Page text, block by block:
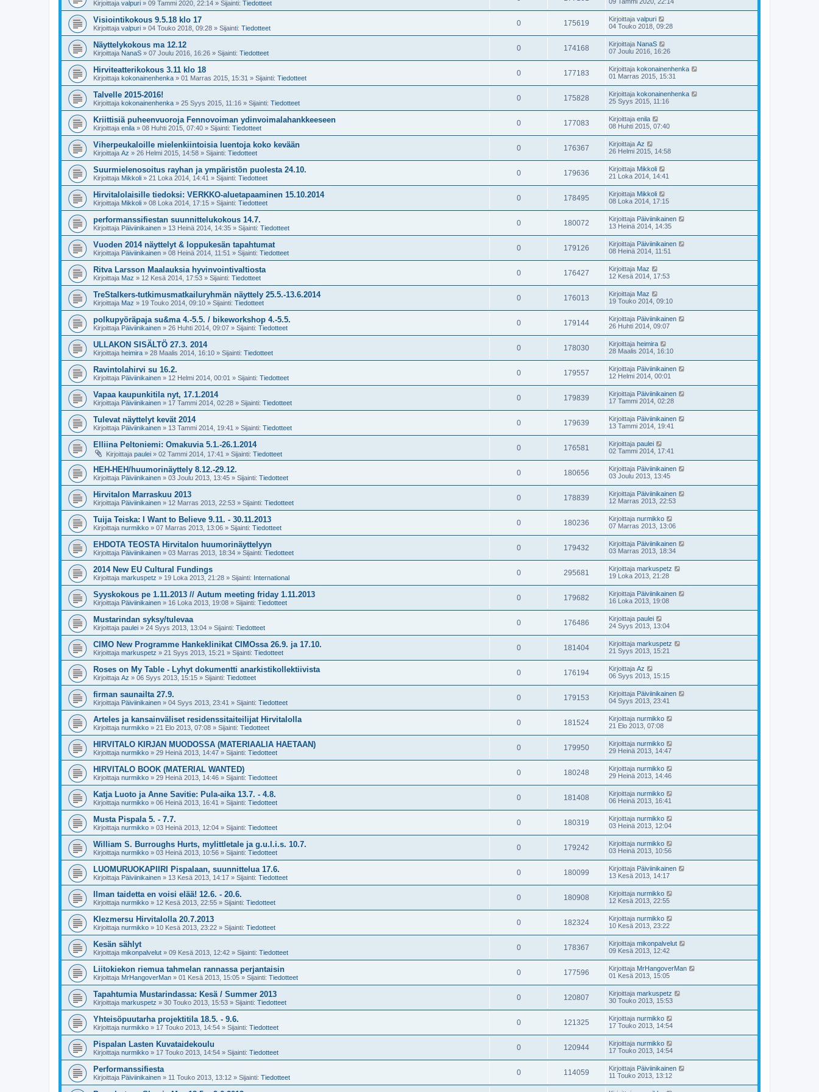
Kirjoittaja valpuri » 09 Tammi 2020, 22:14 » Sijainti: Tiedotteet
Visiointikokous 9.5.18 klo 17
Kirjoittaja valpuri » 04 Touko 2018, 09:28 » Sijainti: Tiedotteet
0 175619 Kirjoittaja valpuri
04 Touko 2018, 09:28
Näyttelykokous ma 12.12
Kirjoittaja NanaS » 07 Joulu 2016, 16:26 » Sijainti: Tiedotteet
0 174168 Kirjoittaja NanaS
07 Joulu 2016, 16:26
Hirviteatterikokous 3.11 klo 18
Kirjoittaja kokonainenhenka » 01 Marras 2015, 15:31 » Sijainti: Tiedotteet
0 177183 Kirjoittaja kokonainenhenka
01 Marras 2015, 15:31
Talvelle 2015-2016!
Kirjoittaja kokonainenhenka » 25 Syys 2015, 11:16 » Sijainti: Tiedotteet
0 175828 Kirjoittaja kokonainenhenka
25 Syys 2015, 11:16
Kriittisiä puheenvuoroja Fennovoiman ydinvoimalahankkeeseen
Kirjoittaja enila » 08 Huhti 2015, 07:40 » Sijainti: Tiedotteet
0 177083 Kirjoittaja enila
08 Huhti 2015, 07:40
Viherpeukaloille mielenkiintoisia luentoja koko kevään
Kirjoittaja Az » 26 Helmi 2015, 14:58 » Sijainti: Tiedotteet
0 176367 Kirjoittaja Az
26 Helmi 2015, 14:58
Suurmielenosoitus rayhan ja ympäristön puolesta 24.10.
Kirjoittaja Mikkoli » 21 Loka 2014, 14:41 » Sijainti: Tiedotteet
0 179636 Kirjoittaja Mikkoli
21 Loka 2014, 14:41
Hirvitalolaisille tiedoksi: VERKKO-aluetapaaminen 15.10.2014
Kirjoittaja Mikkoli » 08 Loka 2014, 17:15 » Sijainti: Tiedotteet
0 178495 Kirjoittaja Mikkoli
08 Loka 2014, 17:15
performanssifiestan suunnittelukokous 14.7.
Kirjoittaja Päiviinikainen » 13 Heinä 2014, 14:35 » Sijainti: Tiedotteet
0 180072 Kirjoittaja Päiviinikainen
13 Heinä 2014, 14:35
Vuoden 2014 näyttelyt & loppukesän tapahtumat
Kirjoittaja Päiviinikainen » 08 Heinä 2014, 11:51 » Sijainti: Tiedotteet
0 179126 Kirjoittaja Päiviinikainen
08 Heinä 2014, 11:51
Ritva Larsson Maalauksia hyvinvointivaltiosta
Kirjoittaja Maz » 12 Kesä 2014, 17:53 » Sijainti: Tiedotteet
0 176427 Kirjoittaja Maz
12 Kesä 2014, 17:53
TreStalkers-tutkimusmatkailuryhmän näyttely 25.5.-13.6.2014
Kirjoittaja Maz » 19 Touko 2014, 09:10 » Sijainti: Tiedotteet
0 176013 Kirjoittaja Maz
19 Touko 2014, 09:10
polkupyöräpaja su&ma 4.-5.5. / bikeworkshop 4.-5.5.
Kirjoittaja Päiviinikainen » 26 Huhti 2014, 09:07 » Sijainti: Tiedotteet
0 179144 Kirjoittaja Päiviinikainen
26 Huhti 2014, 09:07
ULLAKON SISÄLTÖ 27.3. 2014
Kirjoittaja heimira » 28 Maalis 2014, 16:10 » Sijainti: Tiedotteet
0 178030 Kirjoittaja heimira
28 Maalis 2014, 16:10
Ravintolahirvi su 16.2.
Kirjoittaja Päiviinikainen » 12 Helmi 2014, 00:01 » Sijainti: Tiedotteet
0 179557 Kirjoittaja Päiviinikainen
12 Helmi 2014, 00:01
Vapaa kaupunkitila nyt, 17.1.2014
Kirjoittaja Päiviinikainen » 17 Tammi 2014, 02:28 » Sijainti: Tiedotteet
0 179839 Kirjoittaja Päiviinikainen
17 Tammi 2014, 02:28
Tulevat näyttelyt kevät 2014
Kirjoittaja Päiviinikainen » 13 Tammi 2014, 19:41 » Sijainti: Tiedotteet
0 179639 Kirjoittaja Päiviinikainen
13 Tammi 2014, 19:41
Elliina Peltoniemi: Omakuvia 5.1.-26.1.2014
Kirjoittaja paulei » 02 Tammi 2014, 17:41 » Sijainti: Tiedotteet
0 176581 Kirjoittaja paulei
02 Tammi 2014, 17:41
HEH-HEH/huumorinäyttely 8.12.-29.12.
Kirjoittaja Päiviinikainen » 03 Joulu 2013, 13:45 » Sijainti: Tiedotteet
0 180656 Kirjoittaja Päiviinikainen
03 Joulu 2013, 13:45
Hirvitalon Marraskuu 2013
Kirjoittaja Päiviinikainen » 12 Marras 2013, 22:53 » Sijainti: Tiedotteet
0 178839 Kirjoittaja Päiviinikainen
12 Marras 2013, 22:53
Tuija Teiska: I Want to Believe 9.11. - 30.11.2013
Kirjoittaja nurmikko » 07 Marras 2013, 13:06 » Sijainti: Tiedotteet
0 180236 Kirjoittaja nurmikko
07 Marras 2013, 13:06
EHDOTA TEOSTA Hirvitalon huumorinäyttelyyn
Kirjoittaja Päiviinikainen » 03 Marras 2013, 18:34 » Sijainti: Tiedotteet
0 179432 Kirjoittaja Päiviinikainen
03 Marras 2013, 18:34
2014 New EU Cultural Fundings
Kirjoittaja markuspetz » 19 Loka 2013, 21:28 » Sijainti: International
0 295681 Kirjoittaja markuspetz
19 Loka 2013, 21:28
Syyskokous pe 1.11.2013 // Autum meeting friday 1.11.2013
Kirjoittaja Päiviinikainen » 16 Loka 2013, 19:08 » Sijainti: Tiedotteet
0 179682 Kirjoittaja Päiviinikainen
16 Loka 2013, 19:08
Mustarindan syksy/tulevaa
Kirjoittaja paulei » 24 Syys 2013, 13:04 » Sijainti: Tiedotteet
0 176486 Kirjoittaja paulei
24 Syys 2013, 13:04
CIMO New Programme Hankeklinikat CIMOssa 26.9. ja 17.10.
Kirjoittaja markuspetz » 21 Syys 2013, 15:21 » Sijainti: Tiedotteet
0 181404 Kirjoittaja markuspetz
21 Syys 2013, 15:21
Roses on My Table - Lyhyt dokumentti anarkistikollektiivista
Kirjoittaja Az » 06 Syys 2013, 15:15 » Sijainti: Tiedotteet
0 176194 Kirjoittaja Az
06 Syys 2013, 15:15
firman saunailta 27.9.
Kirjoittaja Päiviinikainen » 04 Syys 2013, 23:41 » Sijainti: Tiedotteet
0 179153 Kirjoittaja Päiviinikainen
04 Syys 2013, 23:41
Arteles ja kansainväliset residenssitaiteilijat Hirvitalolla
Kirjoittaja nurmikko » 21 Elo 2013, 07:08 » Sijainti: Tiedotteet
0 181524 Kirjoittaja nurmikko
21 Elo 2013, 07:08
HIRVITALO KIRJAN MUODOSSA (MATERIAALIA HAETAAN)
Kirjoittaja nurmikko » 29 Heinä 2013, 14:47 » Sijainti: Tiedotteet
0 179950 Kirjoittaja nurmikko
29 Heinä 2013, 14:47
HIRVITALO BOOK (MATERIAL WANTED)
Kirjoittaja nurmikko » 29 Heinä 2013, 14:46 » Sijainti: Tiedotteet
0 180248 Kirjoittaja nurmikko
29 Heinä 2013, 14:46
Katja Luoto ja Anne Savitie: Pula-aika 13.7. - 4.8.
Kirjoittaja nurmikko » 06 Heinä 2013, 16:41 » Sijainti: Tiedotteet
0 181408 Kirjoittaja nurmikko
06 Heinä 2013, 16:41
Musta Pispala 5. - 7.7.
Kirjoittaja nurmikko » 03 Heinä 2013, 12:04 » Sijainti: Tiedotteet
0 180319 Kirjoittaja nurmikko
03 Heinä 2013, 12:04
William S. Burroughs Hurts, mylittletale ja g.u.l.i.s. 10.7.
Kirjoittaja nurmikko » 03 Heinä 2013, 10:56 » Sijainti: Tiedotteet
0 179242 Kirjoittaja nurmikko
03 Heinä 2013, 10:56
LUOMURUOKAPIIRI Pispalaan, suunnittelua 17.6.
Kirjoittaja Päiviinikainen » 13 Kesä 2013, 14:17 » Sijainti: Tiedotteet
0 180099 Kirjoittaja Päiviinikainen
13 Kesä 2013, 14:17
Ilman taidetta en voisi elää! 12.6. - 20.6.
Kirjoittaja nurmikko » 12 Kesä 2013, 22:55 » Sijainti: Tiedotteet
0 180908 Kirjoittaja nurmikko
12 Kesä 2013, 22:55
Klezmersu Hirvitalolla 20.7.2013
Kirjoittaja nurmikko » 10 Kesä 2013, 23:22 » Sijainti: Tiedotteet
0 182324 Kirjoittaja nurmikko
10 Kesä 2013, 23:22
Kesän sählyt
Kirjoittaja mikonpalvelut » 09 Kesä 2013, 12:42 » Sijainti: Tiedotteet
0 178367 Kirjoittaja mikonpalvelut
09 Kesä 2013, 12:42
Liitokiekon riemua tahmelan rannassa perjantaisin
Kirjoittaja MrHangoverMan » 01 Kesä 2013, 15:05 » Sijainti: Tiedotteet
0 177596 Kirjoittaja MrHangoverMan
01 Kesä 2013, 15:05
Tapahtumia Mustarindassa: Kesä / Summer 2013
Kirjoittaja markuspetz » 30 Touko 2013, 15:53 » Sijainti: Tiedotteet
0 120807 Kirjoittaja markuspetz
30 Touko 2013, 15:53
Yhteisöpuutarha projektitila 18.5. - 9.6.
Kirjoittaja nurmikko » 17 Touko 2013, 14:54 » Sijainti: Tiedotteet
0 121325 Kirjoittaja nurmikko
17 Touko 2013, 14:54
Pispalan Lasten Kuvataidekoulu
Kirjoittaja nurmikko » 17 Touko 2013, 14:54 » Sijainti: Tiedotteet
0 120944 Kirjoittaja nurmikko
17 Touko 2013, 14:54
Performanssifiesta
Kirjoittaja Päiviinikainen » 11 Touko 2013, 13:12 » Sijainti: Tiedotteet
0 114059 Kirjoittaja Päiviinikainen
11 Touko 2013, 13:12